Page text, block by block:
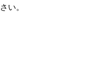
い。